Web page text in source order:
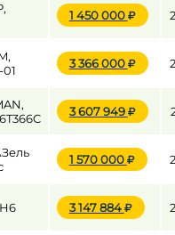
1 450 000
01
3 366 000
3 607 949
1 570 000
3 147 884